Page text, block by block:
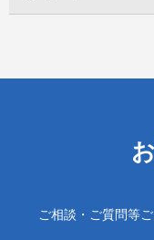
ご相談・ご質問等